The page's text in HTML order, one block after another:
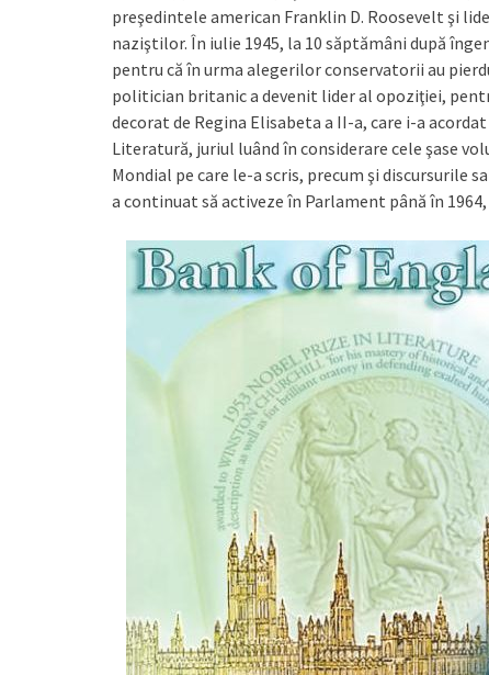
preşedintele american Franklin D. Roosevelt şi
naziştilor. În iulie 1945, la 10 săptămâni după
pentru că în urma alegerilor conservatorii au
politician britanic a devenit lider al opoziţiei,
decorat de Regina Elisabeta a II-a, care i-a
Literatură, juriul luând în considerare cele şase
Mondial pe care le-a scris, precum şi discursurile
a continuat să activeze în Parlament până în